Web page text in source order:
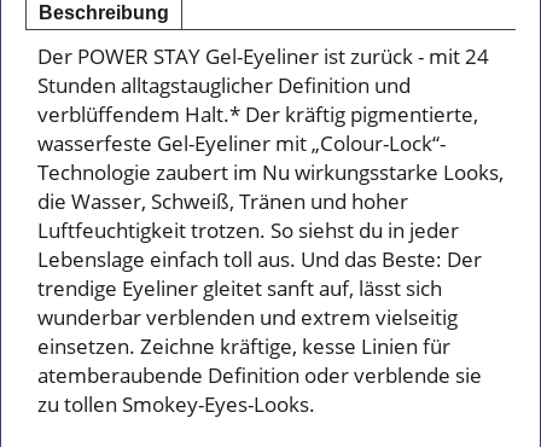
Beschreibung
Der POWER STAY Gel-Eyeliner ist zurück - mit 24
Stunden alltagstauglicher Definition und
verblüffendem Halt.* Der kräftig pigmentierte,
wasserfeste Gel-Eyeliner mit „Colour-Lock“-
Technologie zaubert im Nu wirkungsstarke Looks,
die Wasser, Schweiß, Tränen und hoher
Luftfeuchtigkeit trotzen. So siehst du in jeder
Lebenslage einfach toll aus. Und das Beste: Der
trendige Eyeliner gleitet sanft auf, lässt sich
wunderbar verblenden und extrem vielseitig
einsetzen. Zeichne kräftige, kesse Linien für
atemberaubende Definition oder verblende sie
zu tollen Smokey-Eyes-Looks.